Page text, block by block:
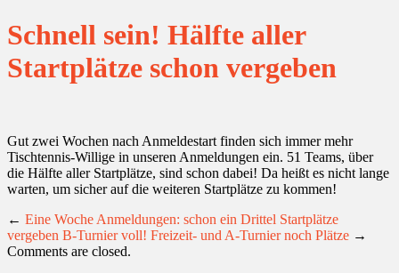
Schnell sein! Hälfte aller
Startplätze schon vergeben
Gut zwei Wochen nach Anmeldestart finden sich immer mehr
Tischtennis-Willige in unseren Anmeldungen ein. 51 Teams, über
die Hälfte aller Startplätze, sind schon dabei! Da heißt es nicht lange
warten, um sicher auf die weiteren Startplätze zu kommen!
← Eine Woche Anmeldungen: schon ein Drittel Startplätze
vergeben B-Turnier voll! Freizeit- und A-Turnier noch Plätze →
Comments are closed.